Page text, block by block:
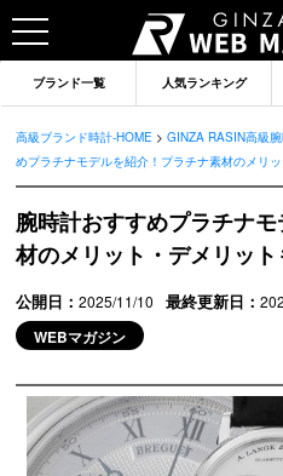
ブランドか
ブランド一覧 人気ランキング
高級ブランド時計-HOME >GINZA RASIN高級
めプラチナモデルを紹介！プラチナ素材のメリ
腕時計おすすめプラチナ
材のメリット・デメリッ
公開日：2025/11/10 最終更新日：
WEBマガジン